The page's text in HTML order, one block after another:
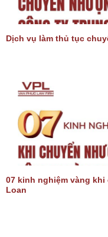
Dịch vụ làm thủ tục
07 kinh nghiệm vàng
Loan